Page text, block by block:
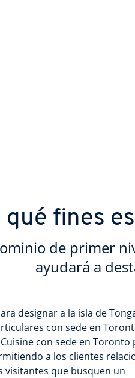
qué fines
de primer
ayudará a
designar a la isla de
con sede en
con sede en Toronto
a los clientes
visitantes que busquen un